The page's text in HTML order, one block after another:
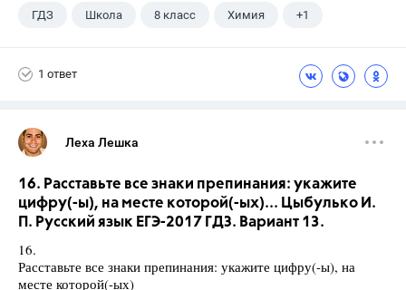
ГДЗ Школа 8 класс Химия +1
1 ответ
Леха Лешка
16. Расставьте все знаки препинания: укажите
цифру(-ы), на месте которой(-ых)... Цыбулько И.
П. Русский язык ЕГЭ-2017 ГДЗ. Вариант 13.
16.
Расставьте все знаки препинания: укажите цифру(-ы), на
месте которой(-ых)